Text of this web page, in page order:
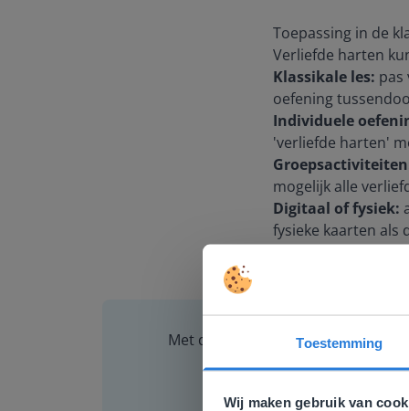
Toestemming
Wij maken gebruik van
Toepassing in de
Verliefde harten
Klassikale les: pas
oefening
Individuele
'verliefde harten'
mogelijk alle
Digitaal of fysiek:
fysieke kaarten als
Met de tool Verliefde Harten van
Deze
Gezien